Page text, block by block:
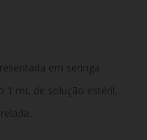
em seringa
1 mL de solução estéril,